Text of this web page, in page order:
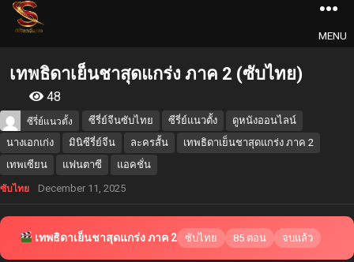
MENU
เทพธิดาเย็นชาสุดแกร่ง ภาค 2 (ซับไทย)
48
ซีรี่ย์แนวตั้ง ซีรี่ย์จีนซับไทย ซีรี่ย์แนวตั้ง
ดูหนังออนไลน์
นางเอกเก่ง
มินิซีรี่ย์จีน ละครสั้น
เทพธิดาเย็นชาสุดแกร่ง ภาค 2
เทพเซียน
แฟนตาซี แอคชั่น
ซับไทย December 11, 2025
เทพธิดาเย็นชาสุดแกร่ง ภาค 2 ซับไทย 85 ตอน จบแล้ว